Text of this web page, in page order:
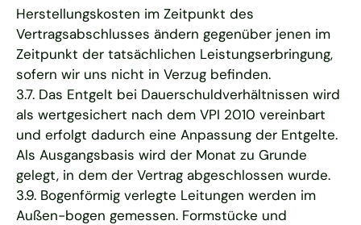
Herstellungskosten im Zeitpunkt des
Vertragsabschlusses ändern gegenüber jenen im
Zeitpunkt der tatsächlichen Leistungserbringung,
sofern wir uns nicht in Verzug befinden.
3.7. Das Entgelt bei Dauerschuldverhältnissen wird
als wertgesichert nach dem VPI 2010 vereinbart
und erfolgt dadurch eine Anpassung der Entgelte.
Als Ausgangsbasis wird der Monat zu Grunde
gelegt, in dem der Vertrag abgeschlossen wurde.
3.9. Bogenförmig verlegte Leitungen werden im
Außen-bogen gemessen. Formstücke und